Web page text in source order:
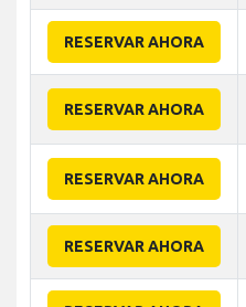
RESERVAR AHORA
RESERVAR AHORA
RESERVAR AHORA
RESERVAR AHORA